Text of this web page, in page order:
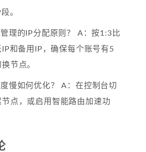
。
理的IP分配原则？ A：按1:3比
和备用IP，确保每个账号有5
节点。
慢如何优化？ A：在控制台切
点，或启用智能路由加速功